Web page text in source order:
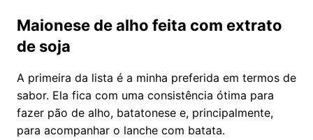
Maionese de alho feita com extrato
de soja
A primeira da lista é a minha preferida em termos de
sabor. Ela fica com uma consistência ótima para
fazer pão de alho, batatonese e, principalmente,
para acompanhar o lanche com batata.